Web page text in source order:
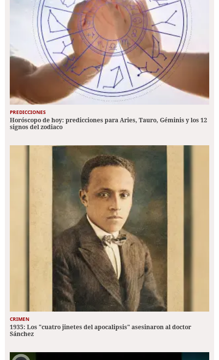
PREDICCIONES
Horóscopo de hoy: predicciones para Aries, Tauro, Géminis y los 12
signos del zodiaco
CRIMEN
1935: Los "cuatro jinetes del apocalipsis" asesinaron al doctor
Sánchez